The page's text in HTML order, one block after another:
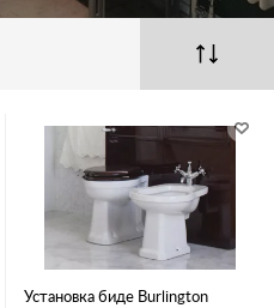
Установка биде Burlington